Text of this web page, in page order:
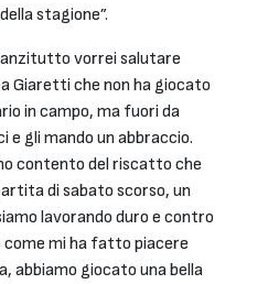
stagione”.
vorrei salutare
Giaretti che non ha giocato
in campo, ma fuori da
gli mando un abbraccio.
contento del riscatto che
di sabato scorso, un
lavorando duro e contro
mi ha fatto piacere
abbiamo giocato una bella